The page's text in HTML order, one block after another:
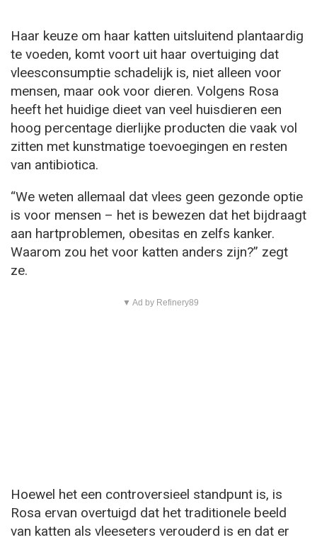
Haar keuze om haar katten uitsluitend plantaardig
te voeden, komt voort uit haar overtuiging dat
vleesconsumptie schadelijk is, niet alleen voor
mensen, maar ook voor dieren. Volgens Rosa
heeft het huidige dieet van veel huisdieren een
hoog percentage dierlijke producten die vaak vol
zitten met kunstmatige toevoegingen en resten
van antibiotica.
“We weten allemaal dat vlees geen gezonde optie
is voor mensen – het is bewezen dat het bijdraagt
aan hartproblemen, obesitas en zelfs kanker.
Waarom zou het voor katten anders zijn?” zegt
ze.
▼ Ad by Refinery89
Hoewel het een controversieel standpunt is, is
Rosa ervan overtuigd dat het traditionele beeld
van katten als vleeseters verouderd is en dat er